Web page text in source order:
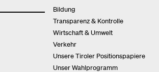
Bildung
Transparenz & Kontrolle
Wirtschaft & Umwelt
Verkehr
Unsere Tiroler Positionspapiere
Unser Wahlprogramm